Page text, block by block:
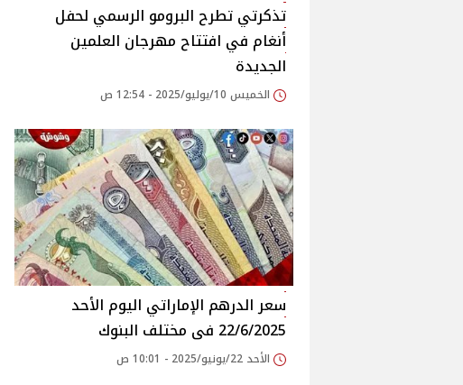
تذكرتي تطرح البرومو الرسمي لحفل
أنغام في افتتاح مهرجان العلمين
الجديدة‎
الخميس 10/يوليو/2025 - 12:54 ص
سعر الدرهم الإماراتي اليوم الأحد
22/6/2025 فى مختلف البنوك
الأحد 22/يونيو/2025 - 10:01 ص